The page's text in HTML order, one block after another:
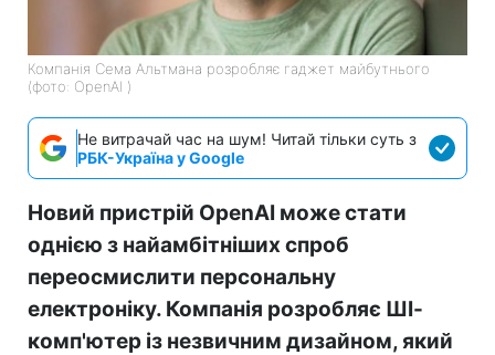
Компанія Сема Альтмана розробляє гаджет майбутнього
(фото: OpenAI )
Не витрачай час на шум! Читай тільки суть з
РБК-Україна у Google
Новий пристрій OpenAI може стати
однією з найамбітніших спроб
переосмислити персональну
електроніку. Компанія розробляє ШІ-
комп'ютер із незвичним дизайном, який